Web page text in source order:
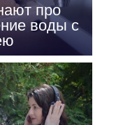
про
воды с